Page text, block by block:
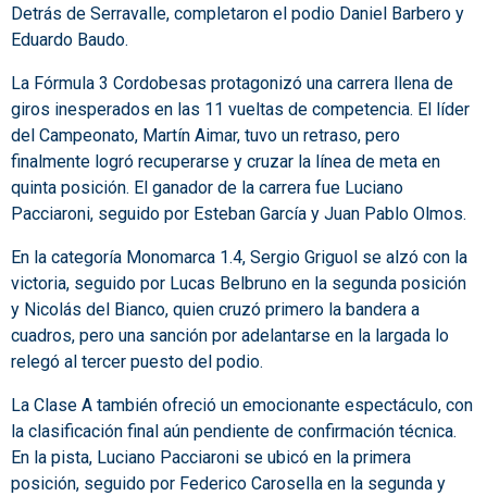
Detrás de Serravalle, completaron el podio Daniel Barbero y
Eduardo Baudo.
La Fórmula 3 Cordobesas protagonizó una carrera llena de
giros inesperados en las 11 vueltas de competencia. El líder
del Campeonato, Martín Aimar, tuvo un retraso, pero
finalmente logró recuperarse y cruzar la línea de meta en
quinta posición. El ganador de la carrera fue Luciano
Pacciaroni, seguido por Esteban García y Juan Pablo Olmos.
En la categoría Monomarca 1.4, Sergio Griguol se alzó con la
victoria, seguido por Lucas Belbruno en la segunda posición
y Nicolás del Bianco, quien cruzó primero la bandera a
cuadros, pero una sanción por adelantarse en la largada lo
relegó al tercer puesto del podio.
La Clase A también ofreció un emocionante espectáculo, con
la clasificación final aún pendiente de confirmación técnica.
En la pista, Luciano Pacciaroni se ubicó en la primera
posición, seguido por Federico Carosella en la segunda y